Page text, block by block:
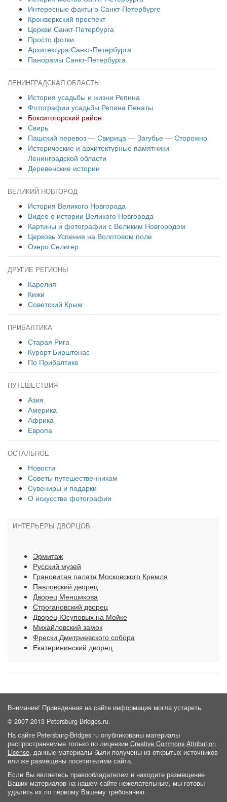
Интересные факты о Санкт-Петербурге
Кронверкский проспект
Церкви Санкт-Петербурга
Просто фотки
Архитектура Санкт-Петербурга
Панорамы Санкт-Петербурга
ЛЕНИНГРАДСКАЯ ОБЛАСТЬ
История усадьбы и жизни Репина
Фотографии усадьбы Репина Пенаты
Бокситогорский район
Свирь
Пашский перевоз — Свирица — Загубье — Сторожно
Исторические и архитектурные памятники
Ленинградской области
Деревенские истории
ВЕЛИКИЙ НОВГОРОД
История Великого Новгорода
Видео о истории Великого Новгорода
Картины и фотографии с Великим Новгородом
Церковь Успения на Волотовом поле
Озеро Селигер
ДРУГИЕ РЕГИОНЫ
Карелия
Кижи
Советский Крым
ПРИБАЛТИКА
Старая Рига
Курорт Бирштонас
По Прибалтике
ПУТЕШЕСТВИЯ
Азия
Америка
Африка
Европа
ОСТАЛЬНОЕ
Новости
Советы путешественникам
Сувениры и подарки
О искусстве фотографии
ИНТЕРЬЕРЫ ДВОРЦОВ
Эрмитаж
Русский музей
Грановитая палата Московского Кремля
Павловский дворец
Дворец Меншикова
Строгановский дворец
Дворец Юсуповых на Мойке
Михайловский замок
Фрески Дмитриевского собора
Екатерининский дворец
Внимание! Приведенная на сайте информация могла устареть.
© 2007-2013 Petersburg-Bridges.ru.
На сайте Petersburg-Bridges.ru опубликованы материалы
распространяемые только по лицензии Creative Commons Attribution
License, данные материалы были получены из открытых источников
или же размещены посетителями сайта.
Если Вы являетесь правообладателем и находите размещение
Ваших материалов на нашем сайте нежелательным, мы готовы
удалить их по первому Вашему требованию.